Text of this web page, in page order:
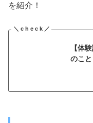
を紹介！
【体
のこと